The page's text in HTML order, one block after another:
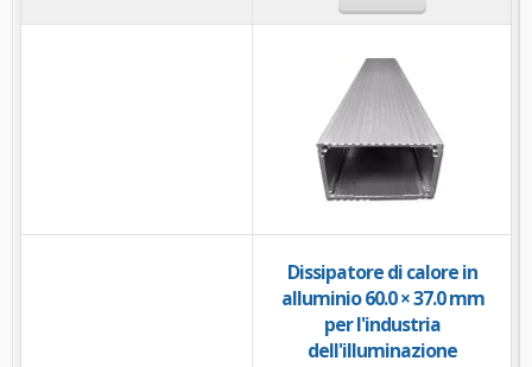
Dissipatore di calore in
alluminio 60.0 × 37.0 mm
per l'industria
dell'illuminazione